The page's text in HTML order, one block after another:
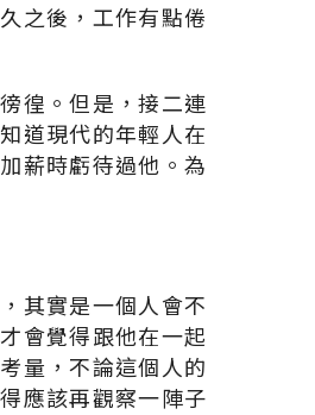
之後，工作有點倦
徨。但是，接二連
道現代的年輕人在
薪時虧待過他。為
其實是一個人會不
會覺得跟他在一起
量，不論這個人的
應該再觀察一陣子